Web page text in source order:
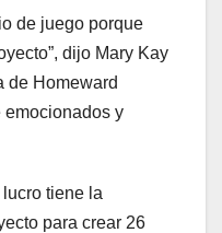
de juego porque
dijo Mary Kay
de Homeward
emocionados y
tiene la
para crear 26